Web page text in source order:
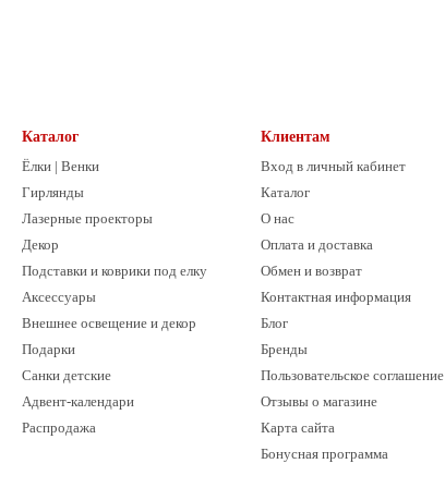
очков.
Каталог
Ёлки | Венки
Гирлянды
Лазерные проекторы
Декор
Подставки и коврики под елку
Аксессуары
Внешнее освещение и декор
Подарки
Санки детские
Адвент-календари
Распродажа
Клиентам
Вход в личный кабинет
Каталог
О нас
Оплата и доставка
Обмен и возврат
Контактная информация
Блог
Бренды
Пользовательское соглашение
Отзывы о магазине
Карта сайта
Бонусная программа